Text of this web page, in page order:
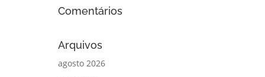
Comentários
Arquivos
agosto 2026